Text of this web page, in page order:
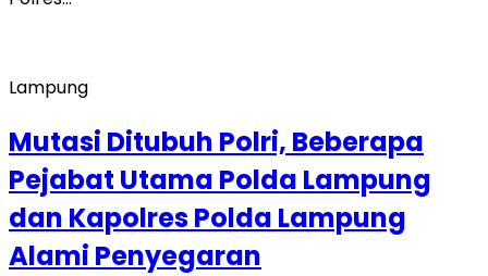
Lampung
Mutasi Ditubuh Polri, Beberapa
Pejabat Utama Polda Lampung
dan Kapolres Polda Lampung
Alami Penyegaran